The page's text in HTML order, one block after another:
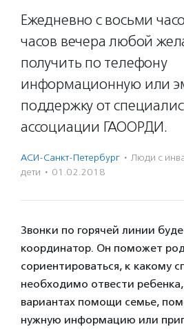
Ежедневно с восьми
часов вечера любой
получить по телефону
информационную или
поддержку от
ассоциации ГАООРДИ.
АСИ-Санкт-Петербург · Люди с
дети · 01.02.2018
Звонки по горячей линии
координатор. Он поможет
сориентироваться, к какому
необходимо отвести
вариантах помощи семье,
нужную информацию или